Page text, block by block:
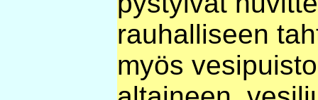
rauhalliseen
myös